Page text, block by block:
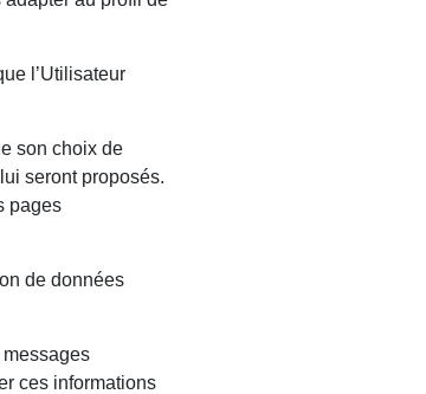
l’Utilisateur
son choix de
seront proposés.
pages
de données
ces informations